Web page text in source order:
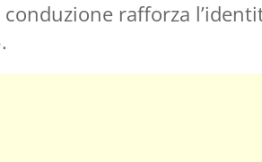
rafforza